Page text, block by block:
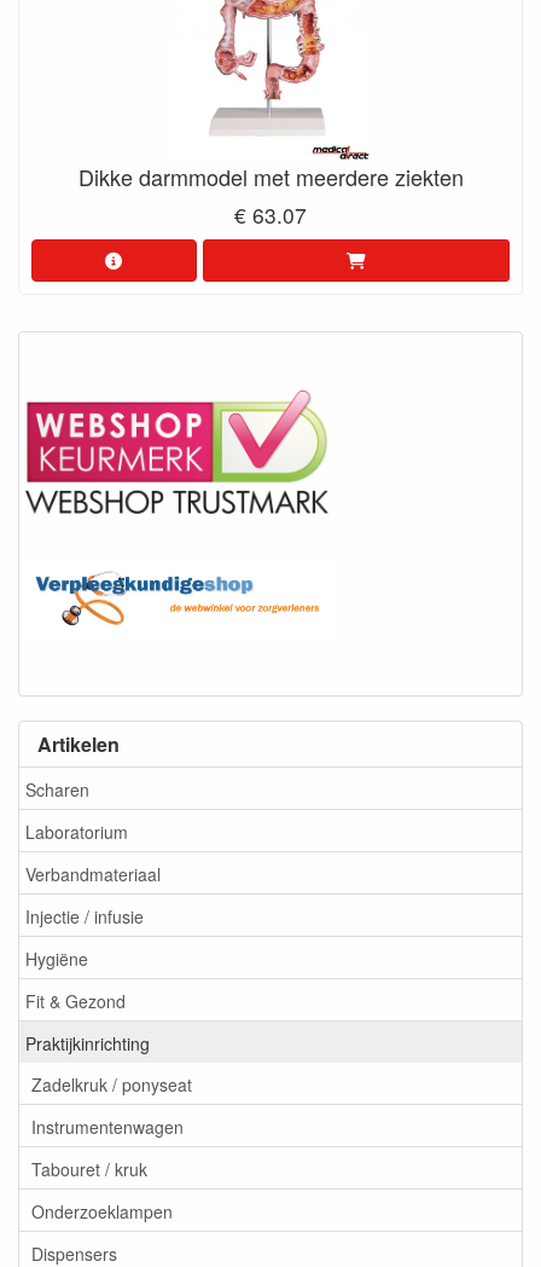
Artikelen
Scharen
Laboratorium
Verbandmateriaal
Injectie / infusie
Hygiëne
Fit & Gezond
Praktijkinrichting
Zadelkruk / ponyseat
Instrumentenwagen
Tabouret / kruk
Onderzoeklampen
Dispensers
Dikke darmmodel met meerdere ziekten
€ 63.07